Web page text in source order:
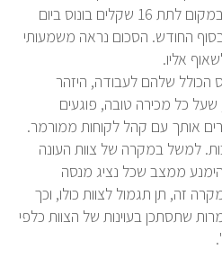
משמעותי בשקלים. כך למשל במקום לתת 16 שקלים בונוס ביום
בונוס של 320 ש"ח בסוף החודש. הסכום נראה משמעותי
אליו.
הכולל שלהם לעבודה, היזהר
כל מכירה טובה, פוגעים
אותך עם קהל לקוחות ממורמר.
למשל במקרה של צוות העונה
ממצב שכל נציג מנסה
זה, תן תגמול לצוות כולו, וכך
שתסתכן בעוינות של הצוות כלפי